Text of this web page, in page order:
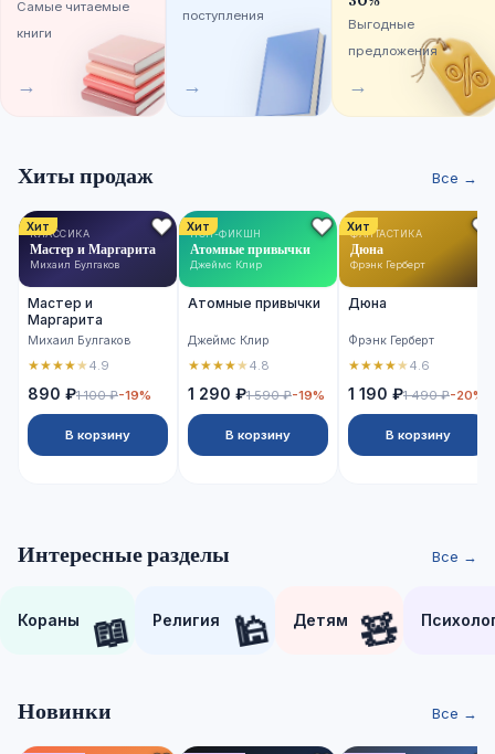
Самые читаемые
книги
→
поступления
→
Выгодные
предложения
→
Хиты продаж Все →
Хит
КЛАССИКА
Мастер и Маргарита
Михаил Булгаков
Мастер и
Маргарита
Михаил Булгаков
★★★★★4.9
890 ₽1 100 ₽-19%
В корзину
Хит
НОН-ФИКШН
Атомные привычки
Джеймс Клир
Атомные привычки
Джеймс Клир
★★★★★4.8
1 290 ₽1 590 ₽-19%
В корзину
Хит
ФАНТАСТИКА
Дюна
Фрэнк Герберт
Дюна
Фрэнк Герберт
★★★★★4.6
1 190 ₽1 490 ₽-20%
В корзину
Интересные разделы Все →
Кораны 📖 Религия 🕌 Детям 🧸
Новинки Все →